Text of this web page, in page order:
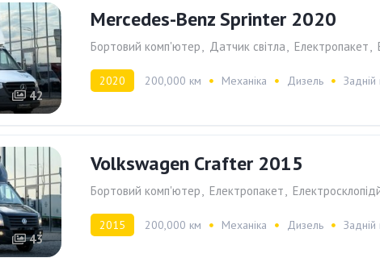
42
Mercedes-Benz Sprinter 2020
Бортовий комп'ютер, Датчик світла, Електропакет,
2020 200,000 км Механіка Дизель Задній
43
Volkswagen Crafter 2015
Бортовий комп'ютер Електропакет
2015 200,000 км Механіка Дизель Задній